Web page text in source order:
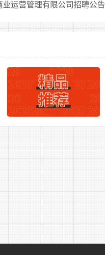
》或研究生在读证明)，
认证书》。(2)个人介
介绍视频应阐述应聘岗
，需有所在单位(院、系
等。
业运营管理有限公司招聘公告